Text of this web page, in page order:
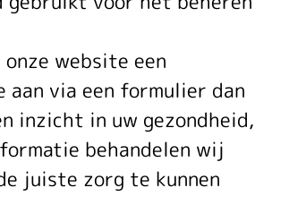
website een
via een formulier dan
inzicht in uw gezondheid,
behandelen wij
juiste zorg te kunnen